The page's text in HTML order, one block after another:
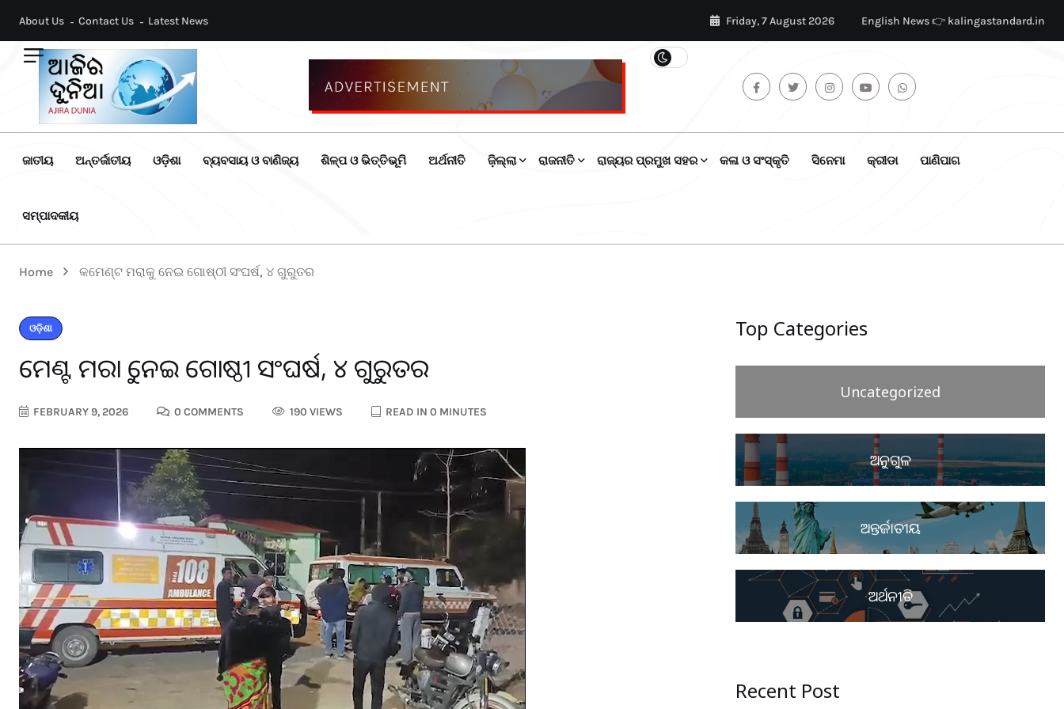
About Us Contact Us Latest News Friday, 7 August 2026 English News 👉 kalingastandard.in
ଜାତୀୟ ଅନ୍ତର୍ଜାତୀୟ ଓଡ଼ିଶା ବ୍ୟବସାୟ ଓ ବାଣିଜ୍ୟ ଶିଳ୍ପ ଓ ଭିତ୍ତିଭୂମି ଅର୍ଥନୀତି ଜ଼ିଲ୍ଲା ରାଜନୀତି ରାଜ୍ୟର ପ୍ରମୁଖ ସହର କଳା ଓ ସଂସ୍କୃତି ସିନେମା କ୍ରୀଡା ପାଣିପାଗ
ସମ୍ପାଦକୀୟ
Home କମେଣ୍ଟ ମରାକୁ ନେଇ ଗୋଷ୍ଠୀ ସଂଘର୍ଷ, ୪ ଗୁରୁତର
ଓଡ଼ିଶା
କମେଣ୍ଟ ମରାକୁ ନେଇ ଗୋଷ୍ଠୀ ସଂଘର୍ଷ, ୪ ଗୁରୁତର
FEBRUARY 9, 2026 0 COMMENTS 190 VIEWS READ IN 0 MINUTES
Top Categories
Uncategorized
ଅନୁଗୁଳ
ଅନ୍ତର୍ଜାତୀୟ
ଅର୍ଥନୀତି
Recent Post